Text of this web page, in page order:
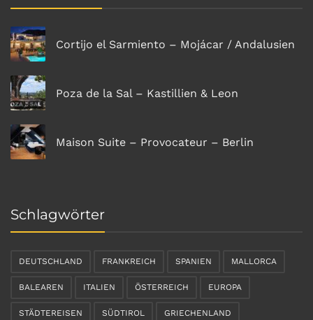
Cortijo el Sarmiento – Mojácar / Andalusien
Poza de la Sal – Kastillien & Leon
Maison Suite – Provocateur – Berlin
Schlagwörter
DEUTSCHLAND FRANKREICH SPANIEN MALLORCA
BALEAREN ITALIEN ÖSTERREICH EUROPA
STÄDTEREISEN SÜDTIROL GRIECHENLAND